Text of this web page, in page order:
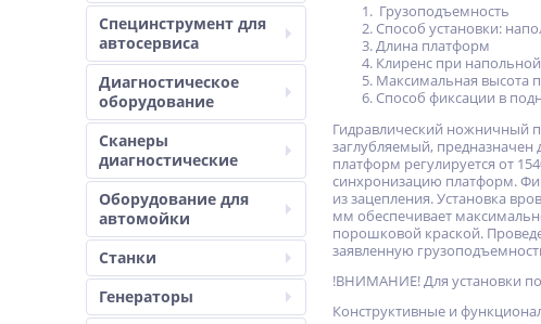
Специнструмент для
автосервиса
Диагностическое
оборудование
Сканеры
диагностические
Оборудование для
автомойки
Станки
Генераторы
Грузоподъемность
Способ установки:
Длина платформ
Клиренс при
Максимальная высота
Способ фиксации в
Гидравлический ножничный
заглубляемый,
платформ регулируется от
синхронизацию платформ.
из зацепления. Установка
мм обеспечивает
порошковой краской.
заявленную
!ВНИМАНИЕ! Для установки
Конструктивные и